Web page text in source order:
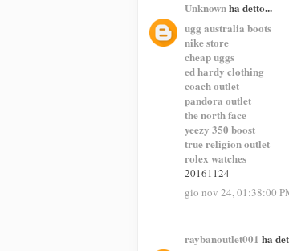
Unknownha detto...
ugg australia boots
nike store
cheap uggs
ed hardy clothing
coach outlet
pandora outlet
the north face
yeezy 350 boost
true religion outlet
rolex watches
20161124
gio nov 24, 01:38:00
raybanoutlet001 ha